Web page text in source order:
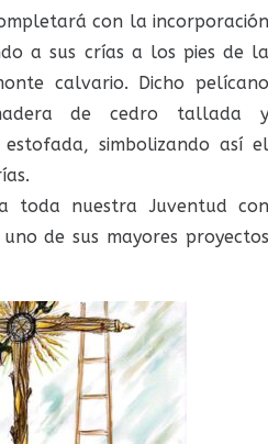
con la incorporación
a sus crías a los pies de la
calvario. Dicho pelícano
de cedro tallada y
simbolizando así el
toda nuestra Juventud con
de sus mayores proyectos